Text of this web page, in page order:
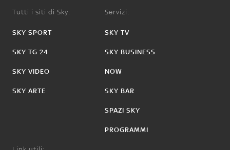
Tutti i siti di Sky:
SKY SPORT
SKY TG 24
SKY VIDEO
SKY ARTE
Servizi:
SKY TV
SKY BUSINESS
NOW
SKY BAR
SPAZI SKY
PROGRAMMI